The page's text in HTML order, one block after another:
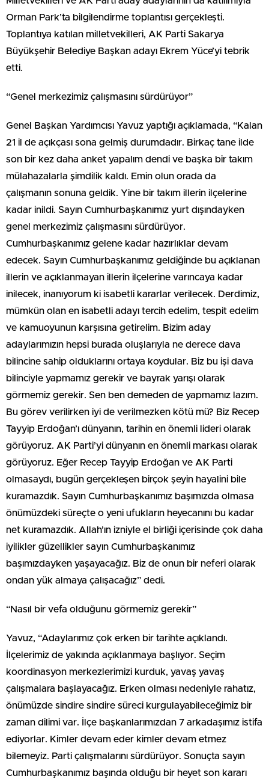
Orman Park’ta bilgilendirme toplantısı gerçekleşti.
Toplantıya katılan milletvekilleri, AK Parti Sakarya
Büyükşehir Belediye Başkan adayı Ekrem Yüce’yi tebrik
etti.
“Genel merkezimiz çalışmasını sürdürüyor”
Genel Başkan Yardımcısı Yavuz yaptığı açıklamada, “Kalan
21 il de açıkçası sona gelmiş durumdadır. Birkaç tane ilde
son bir kez daha anket yapalım dendi ve başka bir takım
mülahazalarla şimdilik kaldı. Emin olun orada da
çalışmanın sonuna geldik. Yine bir takım illerin ilçelerine
kadar inildi. Sayın Cumhurbaşkanımız yurt dışındayken
genel merkezimiz çalışmasını sürdürüyor.
Cumhurbaşkanımız gelene kadar hazırlıklar devam
edecek. Sayın Cumhurbaşkanımız geldiğinde bu açıklanan
illerin ve açıklanmayan illerin ilçelerine varıncaya kadar
inilecek, inanıyorum ki isabetli kararlar verilecek. Derdimiz,
mümkün olan en isabetli adayı tercih edelim, tespit edelim
ve kamuoyunun karşısına getirelim. Bizim aday
adaylarımızın hepsi burada oluşlarıyla ne derece dava
bilincine sahip olduklarını ortaya koydular. Biz bu işi dava
bilinciyle yapmamız gerekir ve bayrak yarışı olarak
görmemiz gerekir. Sen ben demeden de yapmamız lazım.
Bu görev verilirken iyi de verilmezken kötü mü? Biz Recep
Tayyip Erdoğan’ı dünyanın, tarihin en önemli lideri olarak
görüyoruz. AK Parti’yi dünyanın en önemli markası olarak
görüyoruz. Eğer Recep Tayyip Erdoğan ve AK Parti
olmasaydı, bugün gerçekleşen birçok şeyin hayalini bile
kuramazdık. Sayın Cumhurbaşkanımız başımızda olmasa
önümüzdeki süreçte o yeni ufukların heyecanını bu kadar
net kuramazdık. Allah’ın izniyle el birliği içerisinde çok daha
iyilikler güzellikler sayın Cumhurbaşkanımız
başımızdayken yaşayacağız. Biz de onun bir neferi olarak
ondan yük almaya çalışacağız” dedi.
“Nasıl bir vefa olduğunu görmemiz gerekir”
Yavuz, “Adaylarımız çok erken bir tarihte açıklandı.
İlçelerimiz de yakında açıklanmaya başlıyor. Seçim
koordinasyon merkezlerimizi kurduk, yavaş yavaş
çalışmalara başlayacağız. Erken olması nedeniyle rahatız,
önümüzde sindire sindire süreci kurgulayabileceğimiz bir
zaman dilimi var. İlçe başkanlarımızdan 7 arkadaşımız istifa
ediyorlar. Kimler devam eder kimler devam etmez
bilemeyiz. Parti çalışmalarını sürdürüyor. Sonuçta sayın
Cumhurbaşkanımız başında olduğu bir heyet son kararı